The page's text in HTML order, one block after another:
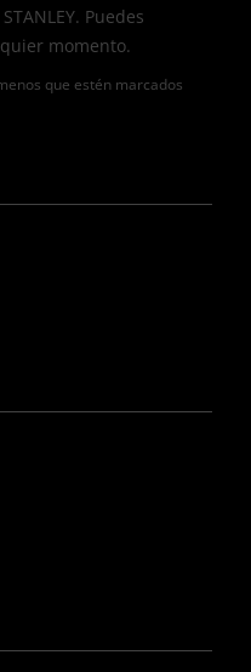
que estén marcados
Puedes
momento.